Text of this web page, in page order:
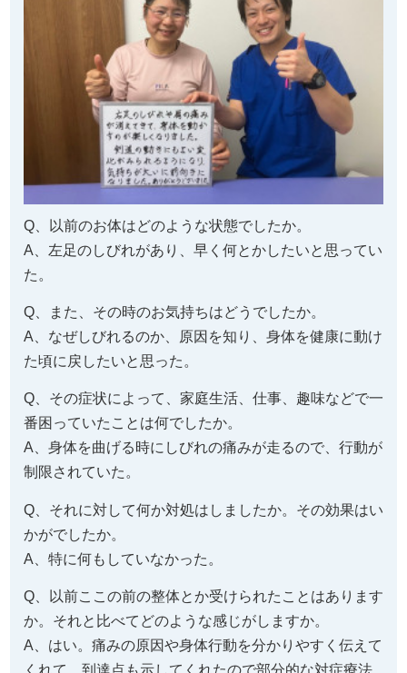
Q、以前のお体はどのような状態でしたか。
A、左足のしびれがあり、早く何とかしたいと思ってい
た。
Q、また、その時のお気持ちはどうでしたか。
A、なぜしびれるのか、原因を知り、身体を健康に動け
た頃に戻したいと思った。
Q、その症状によって、家庭生活、仕事、趣味などで一
番困っていたことは何でしたか。
A、身体を曲げる時にしびれの痛みが走るので、行動が
制限されていた。
Q、それに対して何か対処はしましたか。その効果はい
かがでしたか。
A、特に何もしていなかった。
Q、以前ここの前の整体とか受けられたことはあります
か。それと比べてどのような感じがしますか。
A、はい。痛みの原因や身体行動を分かりやすく伝えて